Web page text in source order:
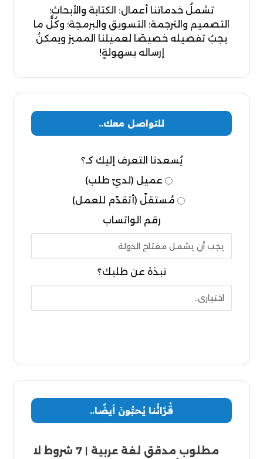
تشملُ خدماتنا أعمال: الكتابة والأبحاث؛
التصميم والترجمة؛ التسويق والبرمجة؛ وكُلُّ ما
يجبُ تفصيله خصيصًا لعميلنا المميز ويمكنُ
إرساله بسهولةٍ!
للتواصل معك..
يُسعدنا التعرف إليك كـ؟
عميل (لديّ طلب)
مُستقلّ (أتقدّم للعمل)
رقم الواتساب
نبذة عن طلبك؟
قُرَّائُنا يُحبُّونَ أيضًا..
مطلوب مدقق لغة عربية | 7 شروط لا